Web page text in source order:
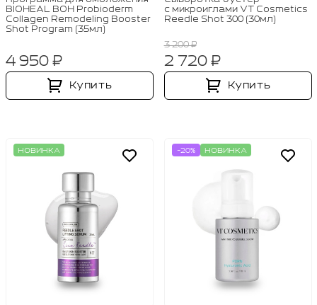
BIOHEAL BOH Probioderm
Collagen Remodeling Booster
Shot Program (35мл)
4 950 ₽
Купить
с микроиглами VT Cosmetics
Reedle Shot 300 (30мл)
3 200 ₽
2 720 ₽
Купить
НОВИНКА -20% НОВИНКА